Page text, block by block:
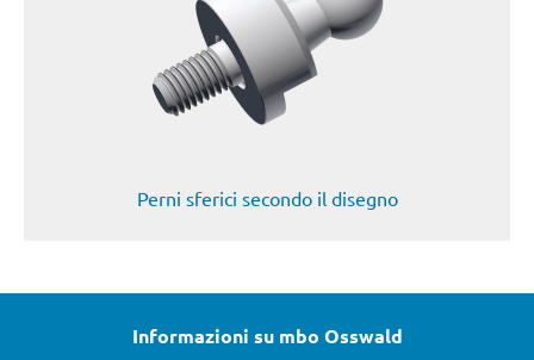
Perni sferici secondo il disegno
Informazioni su mbo Osswald